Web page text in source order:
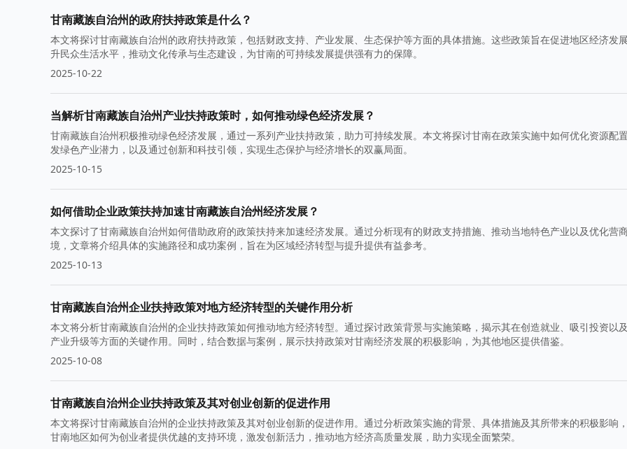
甘南藏族自治州的政府扶持政策是什么？
本文将探讨甘南藏族自治州的政府扶持政策，包括财政支持、产业发展、生态保护等方面的具体措施。这些政策旨在促进地区经济发
升民众生活水平，推动文化传承与生态建设，为甘南的可持续发展提供强有力的保障。
2025-10-22
当解析甘南藏族自治州产业扶持政策时，如何推动绿色经济发展？
甘南藏族自治州积极推动绿色经济发展，通过一系列产业扶持政策，助力可持续发展。本文将探讨甘南在政策实施中如何优化资源配
发绿色产业潜力，以及通过创新和科技引领，实现生态保护与经济增长的双赢局面。
2025-10-15
如何借助企业政策扶持加速甘南藏族自治州经济发展？
本文探讨了甘南藏族自治州如何借助政府的政策扶持来加速经济发展。通过分析现有的财政支持措施、推动当地特色产业以及优化营
境，文章将介绍具体的实施路径和成功案例，旨在为区域经济转型与提升提供有益参考。
2025-10-13
甘南藏族自治州企业扶持政策对地方经济转型的关键作用分析
本文将分析甘南藏族自治州的企业扶持政策如何推动地方经济转型。通过探讨政策背景与实施策略，揭示其在创造就业、吸引投资以
产业升级等方面的关键作用。同时，结合数据与案例，展示扶持政策对甘南经济发展的积极影响，为其他地区提供借鉴。
2025-10-08
甘南藏族自治州企业扶持政策及其对创业创新的促进作用
本文将探讨甘南藏族自治州的企业扶持政策及其对创业创新的促进作用。通过分析政策实施的背景、具体措施及其所带来的积极影响
甘南地区如何为创业者提供优越的支持环境，激发创新活力，推动地方经济高质量发展，助力实现全面繁荣。